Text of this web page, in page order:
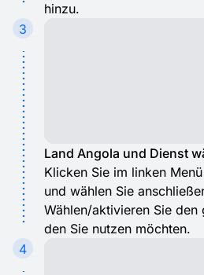
hinzu.
3
Land Angola und Dienst
Klicken Sie im linken
und wählen Sie
Wählen/aktivieren Sie den
den Sie nutzen möchten.
4